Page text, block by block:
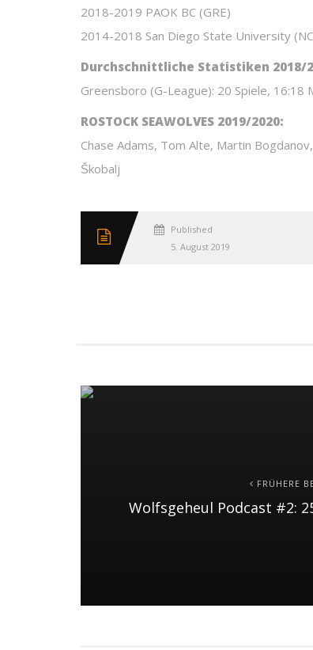
2018-2019 PAOK BC (GRE)
2014-2018 San Diego State University
Durchschnittliche Statistiken 2018/
Greensboro (G-League): 20 Spiele, 16:18
ROSTOCK SEAWOLVES 2019/2020:
Chase Adams, Tom Alte, Martin
Škobalj
Published
5. August 2019
FRÜHERE
Wolfsgeheul Podcast #2: